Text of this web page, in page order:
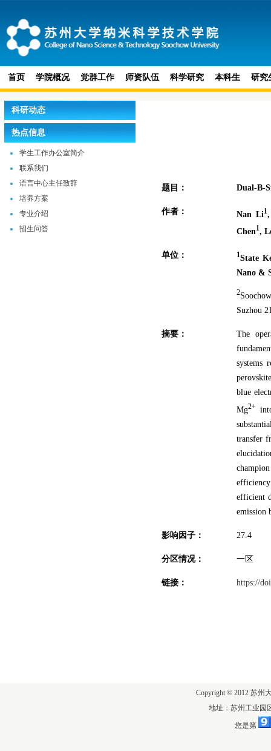
首页 学院概况 党群工作 师资队伍 科学研究 本科生 研究
科研动态
热点信息
学生工作办公室简介
联系我们
语言中心主任致辞
培养方案
专业介绍
招生问答
题目： Dual-B-
作者： Nan Li1
Chen1,
单位： 1State
Nano &
2
Suzhou
摘要：
The
systems
blue
Mg2+into
transfer
efficient
emission
影响因子： 27.4
分区情况： 一区
链接： https://
Copyright © 2012 苏州
地址：苏州工业
您是第